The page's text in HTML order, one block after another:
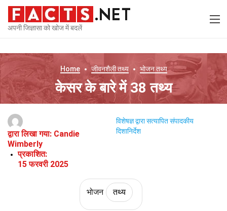
अपनी जिज्ञासा को खोज में बदलें
Home जीवनशैलीतथ्य भोजनतथ्य
केसर के बारे में 38 तथ्य
द्वारा लिखा गया: Candie
Wimberly
प्रकाशित:
15 फरवरी 2025
विशेषज्ञ द्वारा सत्यापितसंपादकीय
दिशानिर्देश
भोजन तथ्य